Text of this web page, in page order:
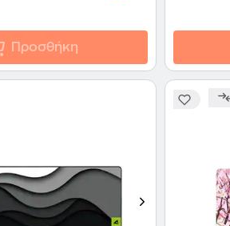
Προσθήκη